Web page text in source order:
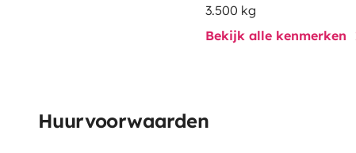
3.500 kg
Bekijk alle kenmerken
Huurvoorwaarden